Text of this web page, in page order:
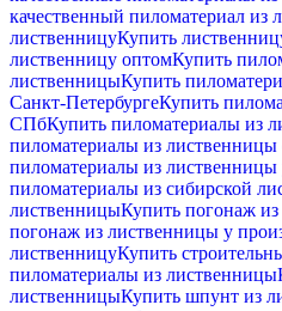
качественный пиломатериал из
лиственницуКупить
лиственницу оптомКупить
лиственницыКупить
Санкт-ПетербургеКупить
СПбКупить пиломатериалы из
пиломатериалы из лиственницы
пиломатериалы из лиственницы
пиломатериалы из сибирской
лиственницыКупить погонаж
погонаж из лиственницы у
лиственницуКупить
пиломатериалы из лиственницы
лиственницыКупить шпунт из